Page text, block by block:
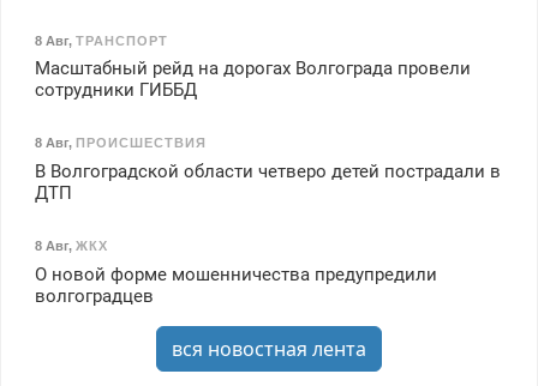
8 Авг, ТРАНСПОРТ
Масштабный рейд на дорогах Волгограда провели
сотрудники ГИББД
8 Авг, ПРОИСШЕСТВИЯ
В Волгоградской области четверо детей пострадали в
ДТП
8 Авг, ЖКХ
О новой форме мошенничества предупредили
волгоградцев
вся новостная лента